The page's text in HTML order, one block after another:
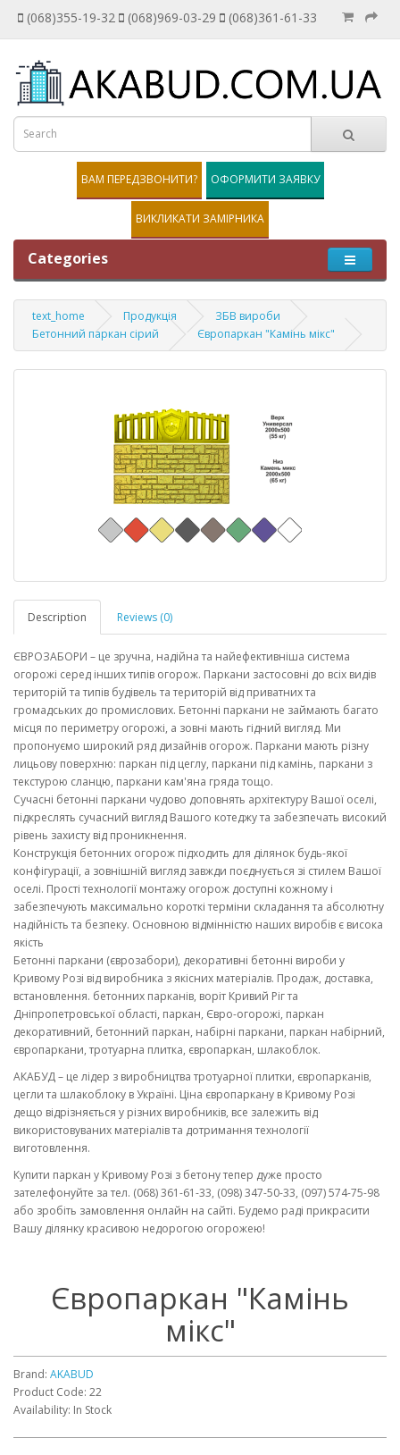
(068)355-19-32 (068)969-03-29 (068)361-61-33
ВАМ ПЕРЕДЗВОНИТИ? ОФОРМИТИ ЗАЯВКУ
ВИКЛИКАТИ ЗАМІРНИКА
Categories
text_home Продукція
ЗБВ вироби
Бетонний паркан сірий
Європаркан "Камінь мікс"
Description Reviews (0)
ЄВРОЗАБОРИ – це зручна, надійна та найефективніша система
огорожі серед інших типів огорож. Паркани застосовні до всіх видів
територій та типів будівель та територій від приватних та
громадських до промислових. Бетонні паркани не займають багато
місця по периметру огорожі, а зовні мають гідний вигляд. Ми
пропонуємо широкий ряд дизайнів огорож. Паркани мають різну
лицьову поверхню: паркан під цеглу, паркани під камінь, паркани з
текстурою сланцю, паркани кам'яна гряда тощо.
Сучасні бетонні паркани чудово доповнять архітектуру Вашої оселі,
підкреслять сучасний вигляд Вашого котеджу та забезпечать високий
рівень захисту від проникнення.
Конструкція бетонних огорож підходить для ділянок будь-якої
конфігурації, а зовнішній вигляд завжди поєднується зі стилем Вашої
оселі. Прості технології монтажу огорож доступні кожному і
забезпечують максимально короткі терміни складання та абсолютну
надійність та безпеку. Основною відмінністю наших виробів є висока
якість
Бетонні паркани (єврозабори), декоративні бетонні вироби у
Кривому Розі від виробника з якісних матеріалів. Продаж, доставка,
встановлення. бетонних парканів, воріт Кривий Ріг та
Дніпропетровської області, паркан, Євро-огорожі, паркан
декоративний, бетонний паркан, набірні паркани, паркан набірний,
європаркани, тротуарна плитка, європаркан, шлакоблок.
АКАБУД – це лідер з виробництва тротуарної плитки, європарканів,
цегли та шлакоблоку в Україні. Ціна європаркану в Кривому Розі
дещо відрізняється у різних виробників, все залежить від
використовуваних матеріалів та дотримання технології
виготовлення.
Купити паркан у Кривому Розі з бетону тепер дуже просто
зателефонуйте за тел. (068) 361-61-33, (098) 347-50-33, (097) 574-75-98
або зробіть замовлення онлайн на сайті. Будемо раді прикрасити
Вашу ділянку красивою недорогою огорожею!
Європаркан "Камінь
мікс"
Brand: AKABUD
Product Code: 22
Availability: In Stock